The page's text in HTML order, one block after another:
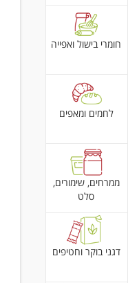
חומרי בישול ואפייה
לחמים ומאפים
ממרחים, שימורים,
סלט
דגני בוקר וחטיפים